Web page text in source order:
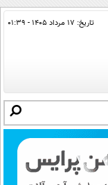
تاریخ: ۱۷ مرداد ۱۴۰۵ - ۰۱:۳۹